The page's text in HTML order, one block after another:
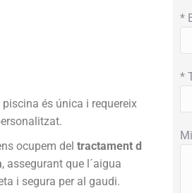
és única i requereix
ocupem deltractament d
, assegurant que l´aigua
i segura per al gaudi.
*
*